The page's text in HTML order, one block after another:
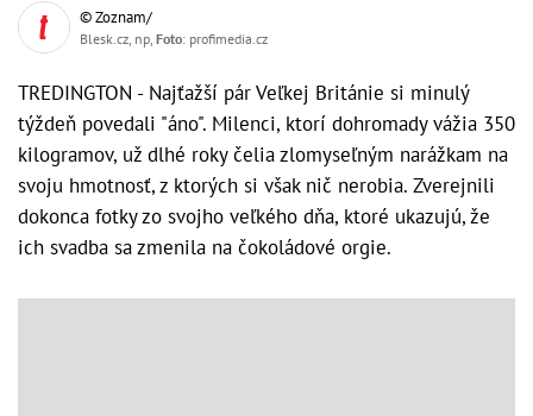
© Zoznam/
Blesk.cz, np, Foto: profimedia.cz
TREDINGTON - Najťažší pár Veľkej Británie si minulý
týždeň povedali "áno". Milenci, ktorí dohromady vážia 350
kilogramov, už dlhé roky čelia zlomyseľným narážkam na
svoju hmotnosť, z ktorých si však nič nerobia. Zverejnili
dokonca fotky zo svojho veľkého dňa, ktoré ukazujú, že
ich svadba sa zmenila na čokoládové orgie.